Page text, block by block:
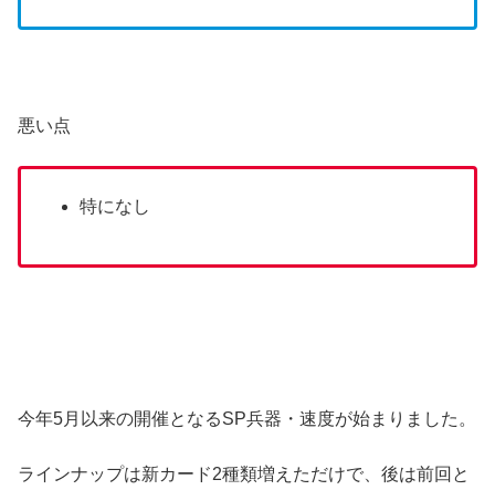
悪い点
特になし
今年5月以来の開催となるSP兵器・速度が始まりました。
ラインナップは新カード2種類増えただけで、後は前回と